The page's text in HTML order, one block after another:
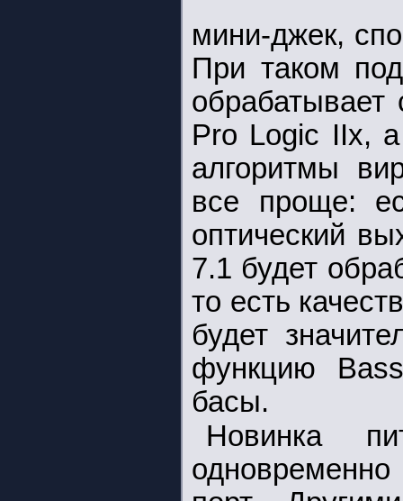
мини-джек,
При таком
Pro Logic IIx,
алгоритмы
все проще:
оптический
7.1 будет
то есть
будет
функцию
басы.
Новинка